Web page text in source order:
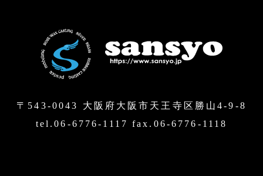
〒543-0043 大阪府大阪市天王寺区勝山4-9-8
tel.06-6776-1117 fax.06-6776-1118